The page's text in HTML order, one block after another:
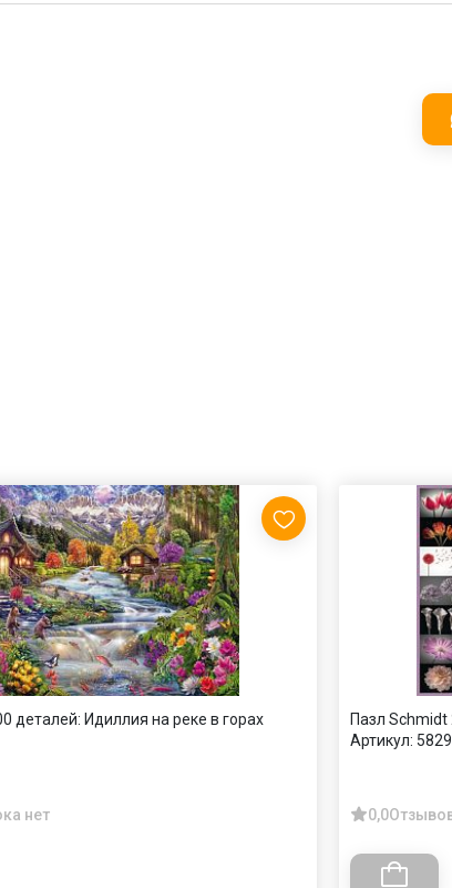
деталей: Идиллия на реке в горах
нет
Пазл
Артикул:
0,0